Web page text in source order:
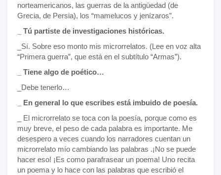
norteamericanos, las guerras de la antigüedad (de
Grecia, de Persia), los “mamelucos y jenízaros”.
_ Tú partiste de investigaciones históricas.
_Sí. Sobre eso monto mis microrrelatos. (Lee en voz alta
“Primera guerra”, que está en el subtítulo “Armas”).
_ Tiene algo de poético…
_Debe tenerlo…
_ En general lo que escribes está imbuido de poesía.
_ El microrrelato se toca con la poesía, porque como es
muy breve, el peso de cada palabra es importante. Me
desespero a veces cuando los narradores cuentan un
microrrelato mío cambiando las palabras .¡No se puede
hacer eso! ¡Es como parafrasear un poema! Uno recita
un poema y lo hace con las palabras que escribió el